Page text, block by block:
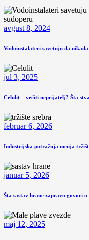
avgust 8, 2024
Vodoinstalateri savetuju da
jul 3, 2025
Celulit – večiti neprijatelj? Šta
februar 6, 2026
Industrijska potražnja menja
januar 5, 2026
Šta sastav hrane zapravo govori
maj 12, 2025